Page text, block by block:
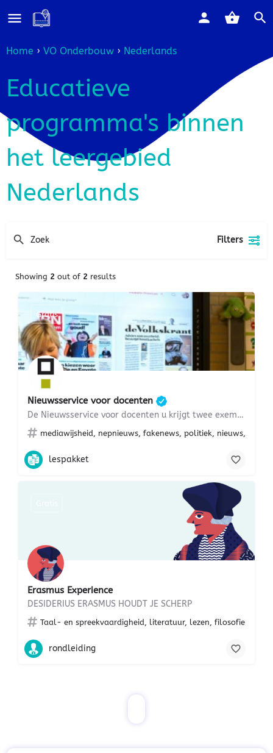
Home › VO Onderbouw › Nederlands
Educatieve
programma's binnen
het leergebied
Nederlands
Filters
Showing 2 out of 2 results
Nieuwsservice voor docenten
De Nieuwsservice voor docenten u krijgt twee exemplaren van de nieuwstitels per dag dit abonnement…
mediawijsheid, nepnieuws, fakenews, politiek, nieuws, lezen
Gratis
lespakket
Erasmus Experience
DESIDERIUS ERASMUS HOUDT JE SCHERP
Taal- en spreekvaardigheid, literatuur, lezen, filosofie
rondleiding